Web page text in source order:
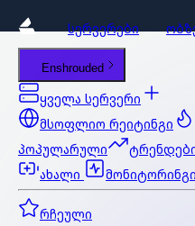
ᲡᲔᲠᲕᲔᲠᲔᲑᲘ
Enshrouded
ყველა სერვერი
მსოფლიო რეიტინგი
პოპულარული
ახალი
მონიტორინგი
რჩეული